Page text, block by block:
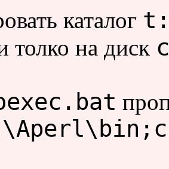
каталог
толко на диск